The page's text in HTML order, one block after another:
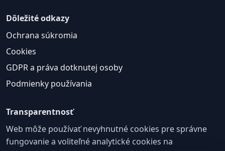
Dôležité odkazy
Ochrana súkromia
Cookies
GDPR a práva dotknutej osoby
Podmienky používania
Transparentnosť
Web môže používať nevyhnutné cookies pre správne
fungovanie a voliteľné analytické cookies na